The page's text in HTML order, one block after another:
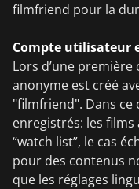
filmfriend pour la
Compte utilisateur
Lors d’une
anonyme est créé
"filmfriend". Dans
enregistrés: les
“watch list”, le cas
pour des contenus
que les réglages